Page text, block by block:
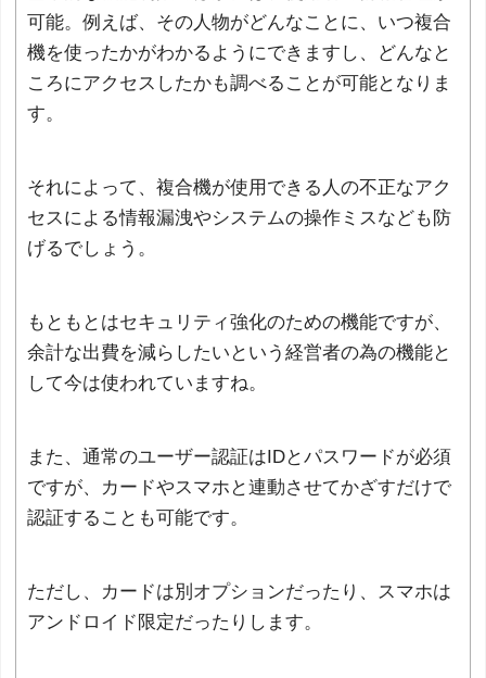
可能。例えば、その人物がどんなことに、いつ複合
機を使ったかがわかるようにできますし、どんなと
ころにアクセスしたかも調べることが可能となりま
す。
それによって、複合機が使用できる人の不正なアク
セスによる情報漏洩やシステムの操作ミスなども防
げるでしょう。
もともとはセキュリティ強化のための機能ですが、
余計な出費を減らしたいという経営者の為の機能と
して今は使われていますね。
また、通常のユーザー認証はIDとパスワードが必須
ですが、カードやスマホと連動させてかざすだけで
認証することも可能です。
ただし、カードは別オプションだったり、スマホは
アンドロイド限定だったりします。